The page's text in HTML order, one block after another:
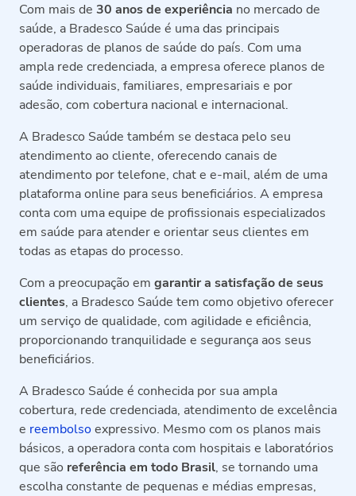
Com mais de 30 anos de experiência no mercado de
saúde, a Bradesco Saúde é uma das principais
operadoras de planos de saúde do país. Com uma
ampla rede credenciada, a empresa oferece planos de
saúde individuais, familiares, empresariais e por
adesão, com cobertura nacional e internacional.
A Bradesco Saúde também se destaca pelo seu
atendimento ao cliente, oferecendo canais de
atendimento por telefone, chat e e-mail, além de uma
plataforma online para seus beneficiários. A empresa
conta com uma equipe de profissionais especializados
em saúde para atender e orientar seus clientes em
todas as etapas do processo.
Com a preocupação em garantir a satisfação de seus
clientes, a Bradesco Saúde tem como objetivo oferecer
um serviço de qualidade, com agilidade e eficiência,
proporcionando tranquilidade e segurança aos seus
beneficiários.
A Bradesco Saúde é conhecida por sua ampla
cobertura, rede credenciada, atendimento de excelência
e reembolsoexpressivo. Mesmo com os planos mais
básicos, a operadora conta com hospitais e laboratórios
que são referência em todo Brasil, se tornando uma
escolha constante de pequenas e médias empresas,